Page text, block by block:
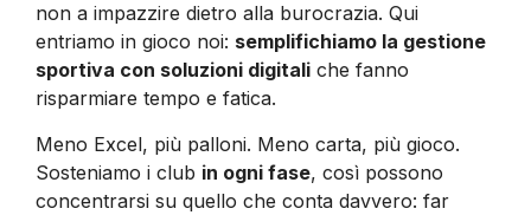
non a impazzire dietro alla burocrazia. Qui
entriamo in gioco noi: semplifichiamo la gestione
sportiva con soluzioni digitali che fanno
risparmiare tempo e fatica.
Meno Excel, più palloni. Meno carta, più gioco.
Sosteniamo i club in ogni fase, così possono
concentrarsi su quello che conta davvero: far